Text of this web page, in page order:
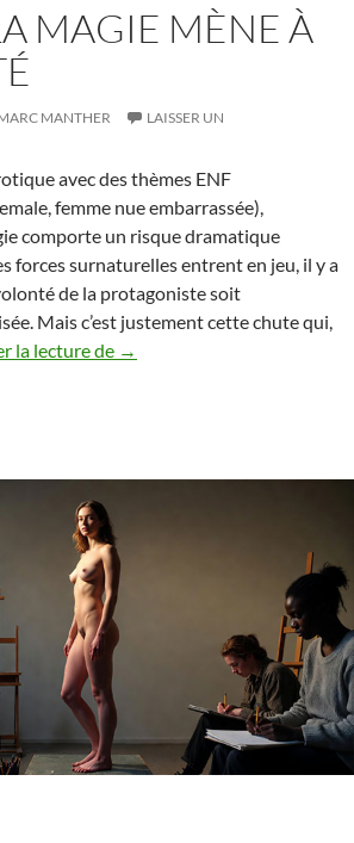
MAGIE MÈNE À
MANTHER
LAISSER UN
avec des thèmes ENF
femme nue embarrassée),
comporte un risque dramatique
forces surnaturelles entrent en jeu, il y a
de la protagoniste soit
Mais c’est justement cette chute qui,
la lecture de La
magie
mène
à
la
→